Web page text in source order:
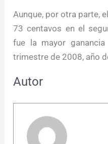
Aunque, por otra parte,
73 centavos en el
fue la mayor
trimestre de 2008, año
Autor